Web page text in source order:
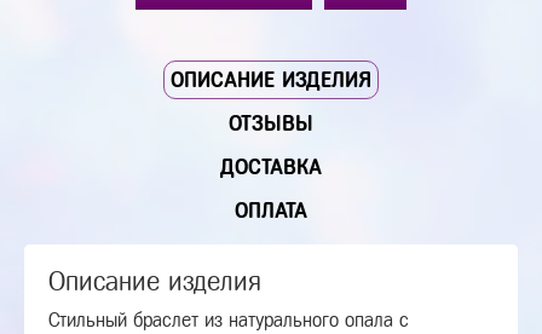
ОПИСАНИЕ ИЗДЕЛИЯ
ОТЗЫВЫ
ДОСТАВКА
ОПЛАТА
Описание изделия
Стильный браслет из натурального опала с